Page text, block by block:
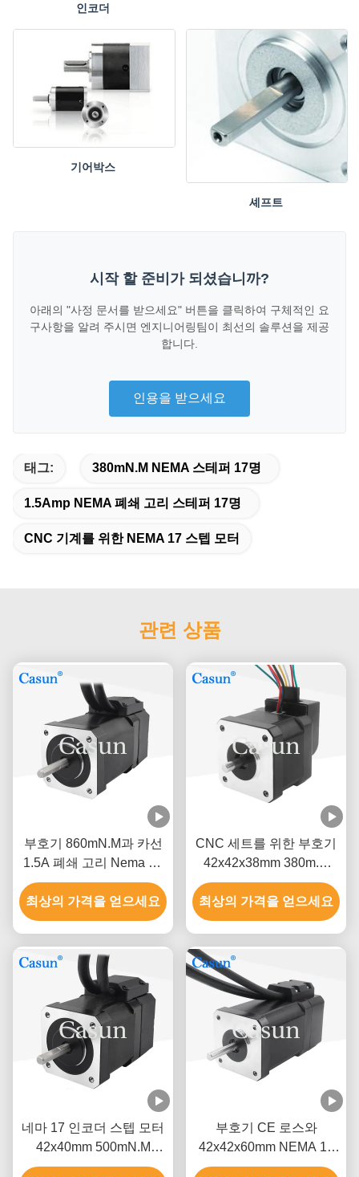
인코더
기어박스
셰프트
시작 할 준비가 되셨습니까?
아래의 "사정 문서를 받으세요" 버튼을 클릭하여 구체적인 요
구사항을 알려 주시면 엔지니어링팀이 최선의 솔루션을 제공
합니다.
인용을 받으세요
태그: 380mN.M NEMA 스테퍼 17명
1.5Amp NEMA 폐쇄 고리 스테퍼 17명
CNC 기계를 위한 NEMA 17 스텝 모터
관련 상품
부호기 860mN.M과 카선
1.5A 폐쇄 고리 Nema 17
스텝 모터
최상의 가격을 얻으세요
CNC 세트를 위한 부호기
42x42x38mm 380m.N
1.5A와 NEMA 17 폐쇄 고
리 스텝 모터
최상의 가격을 얻으세요
네마 17 인코더 스텝 모터
42x40mm 500mN.M
200ppr 스텝 모터 3D 프린
부호기 CE 로스와
42x42x60mm NEMA 17
폐쇄 고리 스텝 모터